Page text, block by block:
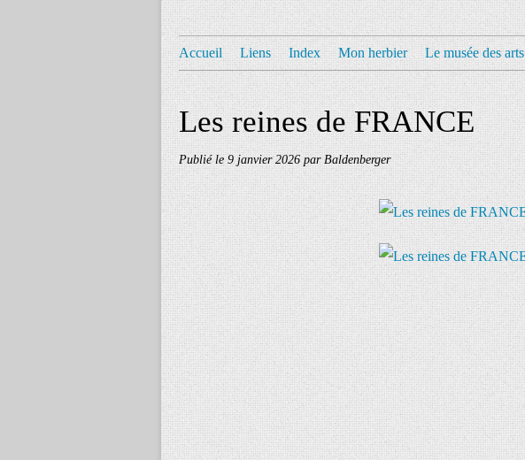
Accueil Liens Index Mon herbier Le musée des arts
Les reines de FRANCE
Publié le9 janvier 2026par Baldenberger